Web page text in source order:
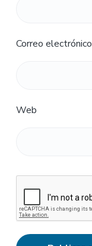
Correo electrónico
Web